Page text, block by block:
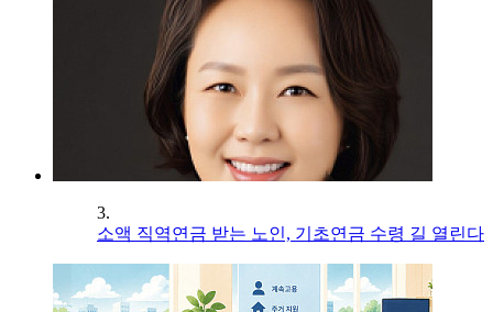
3.
소액 직역연금 받는 노인, 기초연금 수령 길 열린다